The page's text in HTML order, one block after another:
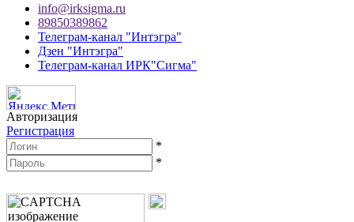
info@irksigma.ru
89850389862
Телеграм-канал "Интэгра"
Дзен "Интэгра"
Телеграм-канал ИРК"Сигма"
Авторизация
Регистрация
*
*